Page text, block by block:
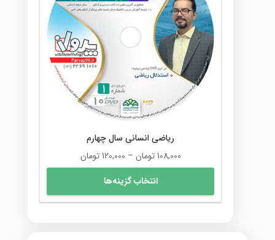
ریاضی انسانی سال چهارم
108,000 تومان –
120,000 تومانمحدوده
قیمت:
تا
انتخاب گزینه‌ها
دارای